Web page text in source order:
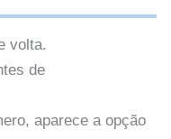
volta.
de
aparece a opção